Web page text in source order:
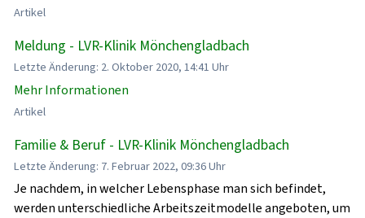
Artikel
Meldung - LVR-Klinik Mönchengladbach
Letzte Änderung: 2. Oktober 2020, 14:41 Uhr
Mehr Informationen
Artikel
Familie & Beruf - LVR-Klinik Mönchengladbach
Letzte Änderung: 7. Februar 2022, 09:36 Uhr
Je nachdem, in welcher Lebensphase man sich befindet,
werden unterschiedliche Arbeitszeitmodelle angeboten, um